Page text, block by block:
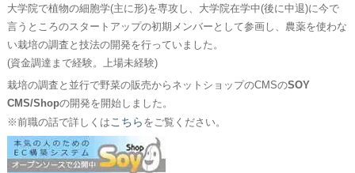
大学院で植物の細胞学(主に形)を専攻し、大学院在学中(後に中退)に今で
言うところのスタートアップの初期メンバーとして参画し、農薬を使わな
い栽培の調査と技法の開発を行っていました。
(資金調達まで経験。上場未経験)
栽培の調査と並行で野菜の販売からネットショップのCMSのSOY
CMS/Shopの開発を開始しました。
※前職の話で詳しくは こちら をご覧ください。